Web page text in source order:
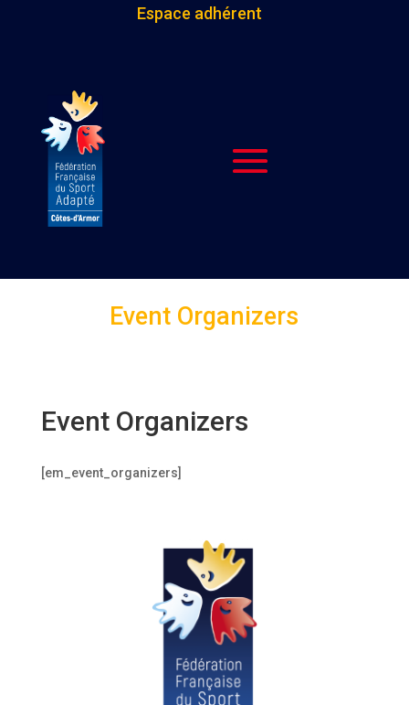
Espace adhérent
Event Organizers
Event Organizers
[em_event_organizers]